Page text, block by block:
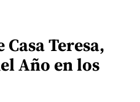
Teresa,
Año en los